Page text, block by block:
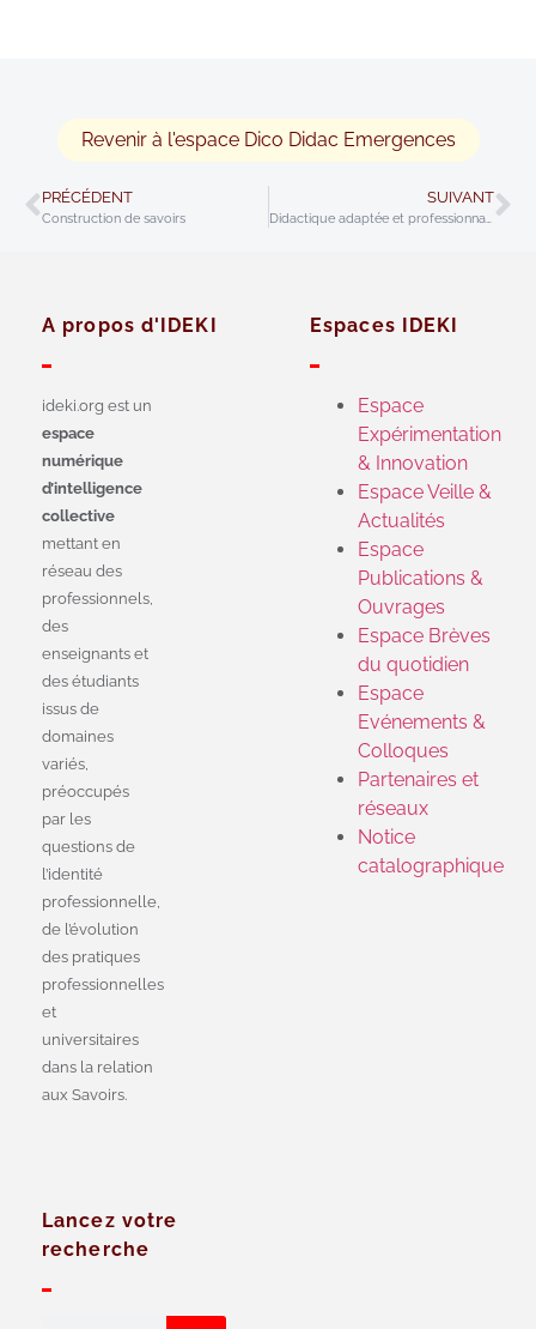
Revenir à l'espace Dico Didac Emergences
PRÉCÉDENT
Construction de savoirs
SUIVANT
Didactique adaptée et professionnalité accentuée
A propos d'IDEKI
ideki.org est un
espace
numérique
d’intelligence
collective
mettant en
réseau des
professionnels,
des
enseignants et
des étudiants
issus de
domaines
variés,
préoccupés
par les
questions de
l’identité
professionnelle,
de l’évolution
des pratiques
professionnelles
et
universitaires
dans la relation
aux Savoirs.
Espaces IDEKI
Espace
Expérimentation
& Innovation
Espace Veille &
Actualités
Espace
Publications &
Ouvrages
Espace Brèves
du quotidien
Espace
Evénements &
Colloques
Partenaires et
réseaux
Notice
catalographique
Lancez votre
recherche